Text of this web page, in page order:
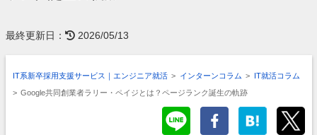
最終更新日： 2026/05/13
IT系新卒採用支援サービス｜エンジニア就活 > インターンコラム > IT就活コラム
> Google共同創業者ラリー・ペイジとは？ページランク誕生の軌跡